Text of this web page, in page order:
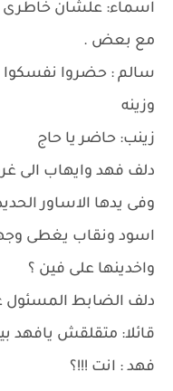
اسماء: علشان خاطرى
مع بعض .
سالم : حضروا نفسكوا
وزينه
زينب: حاضر يا حاج
دلف فهد وايهاب الى
وفى يدها الاساور
اسود ونقاب يغطى
واخدينها على فين ؟
دلف الضابط المسئول
قائلا: متقلقش يافهد
فهد : انت !!!؟